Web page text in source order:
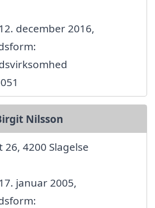
december 2016,
Nilsson
4200 Slagelse
januar 2005,